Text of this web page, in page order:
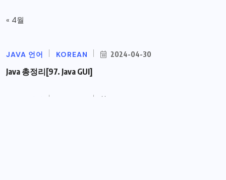
« 4월
JAVA 언어 KOREAN 2024-04-30
Java 총정리[97. Java GUI]